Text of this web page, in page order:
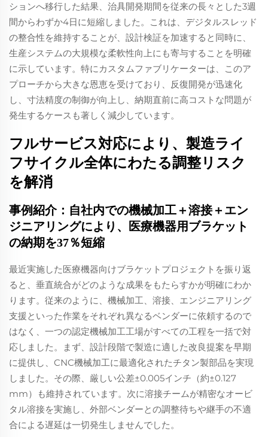
ションへ移行した結果、治具開発期間を従来の長々とした3週
間からわずか4日に短縮しました。これは、デジタルスレッド
の整合性を維持することが、設計検証を加速すると同時に、
生産システムの大規模な柔軟性向上にも寄与することを明確
に示しています。特にカスタムファブリケーターは、このア
プローチから大きな恩恵を受けており、反復開発が迅速化
し、寸法精度の制御が向上し、納期直前に高コストな問題が
発生するケースも著しく減少しています。
フルサービス対応により、製造ライ
フサイクル全体にわたる調整リスク
を解消
事例紹介：自社内での機械加工＋溶接＋エン
ジニアリングにより、医療機器用ブラケット
の納期を37％短縮
最近実施した医療機器向けブラケットプロジェクトを振り返
ると、垂直統合がどのような成果をもたらすかが明確にわか
ります。従来のように、機械加工、溶接、エンジニアリング
支援といった作業をそれぞれ異なるベンダーに依頼するので
はなく、一つの認定機械加工工場がすべての工程を一括で対
応しました。まず、設計段階で製造に適した改良提案を早期
に提供し、CNC機械加工に最適化されたチタン製部品を実現
しました。その際、厳しい公差±0.005インチ（約±0.127
mm）も維持されています。次に溶接チームが精密なオービ
タル溶接を実施し、外部ベンダーとの調整待ちや継手の不適
合による遅延は一切発生しませんでした。